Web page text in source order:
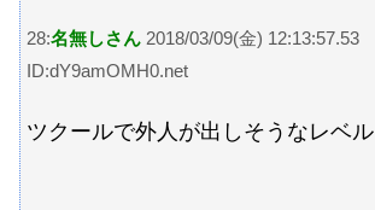
28:名無しさん 2018/03/09(金) 12:13:57.53
ID:dY9amOMH0.net
ツクールで外人が出しそうなレベル